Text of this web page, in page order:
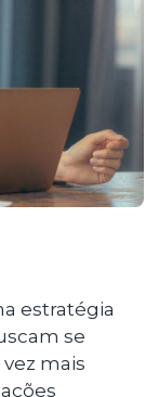
estratégia
se
mais